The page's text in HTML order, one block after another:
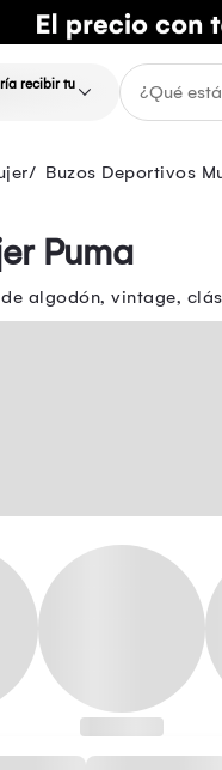
recibir tu
Buzos Deportivos
Puma
algodón, vintage,